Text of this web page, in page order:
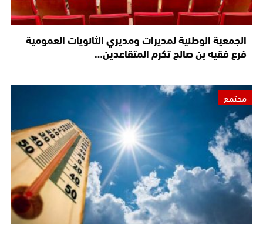
الجمعية الوطنية لمديرات ومديري الثانويات العمومية
فرع فقيه بن صالح تكرم المتقاعدين…
مجتمع